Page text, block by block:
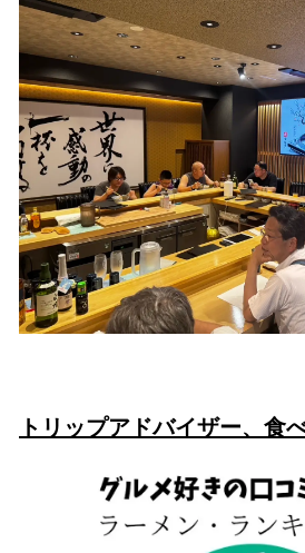
トリップアドバイザー、食